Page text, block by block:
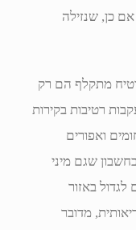
כן, שנזילה
וטיח מתקלף הם רק
רטיבות בקירות
ואפורים
שגם מיני
לגדול באזור
מדובר